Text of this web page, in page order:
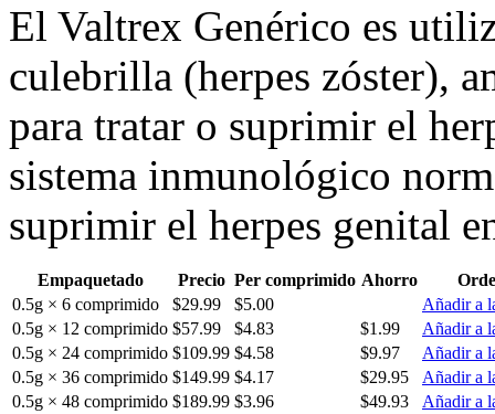
El Valtrex Genérico es
culebrilla (herpes zóster),
para tratar o suprimir el
sistema inmunológico
suprimir el herpes genital
Empaquetado Precio Per comprimido Ahorro
0.5g × 6 comprimido
$29.99 $5.00
Añadir a
0.5g × 12 comprimido $57.99 $4.83 $1.99
Añadir a
0.5g × 24 comprimido $109.99 $4.58 $9.97
Añadir a
0.5g × 36 comprimido $149.99 $4.17 $29.95
Añadir a
0.5g × 48 comprimido $189.99 $3.96 $49.93
Añadir a